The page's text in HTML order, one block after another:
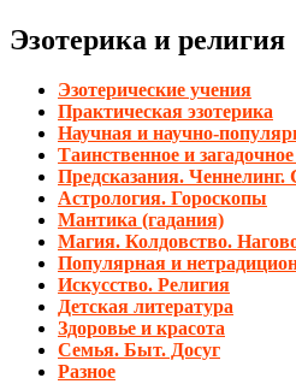
Эзотерика и религия
Эзотерические учения
Практическая эзотерика
Научная и научно-
Таинственное и
Предсказания. Ченнелинг.
Астрология. Гороскопы
Мантика (гадания)
Магия. Колдовство.
Популярная и
Искусство. Религия
Детская литература
Здоровье и красота
Семья. Быт. Досуг
Разное